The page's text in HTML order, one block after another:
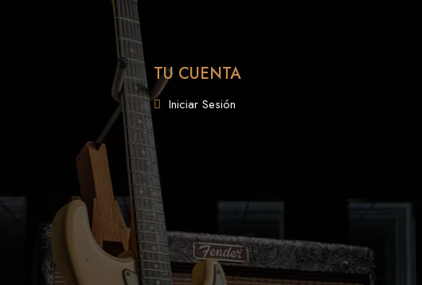
TU CUENTA
Iniciar Sesión